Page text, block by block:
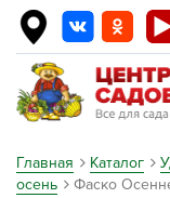
Главная Каталог
осень
Фаско